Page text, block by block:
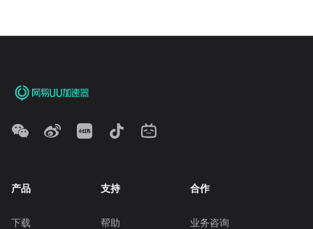
产品
下载
支持
帮助
合作
业务咨询